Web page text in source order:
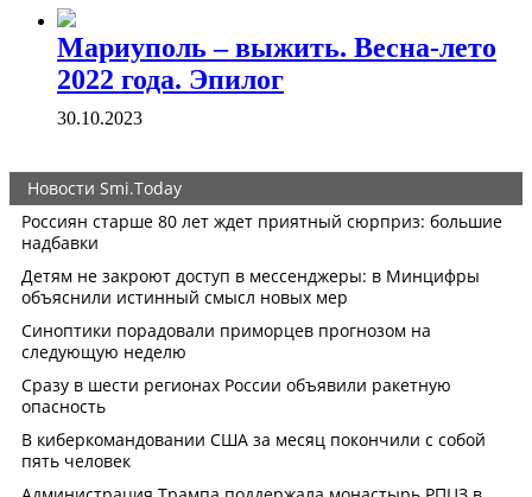
Мариуполь – выжить. Весна-лето
2022 года. Эпилог
30.10.2023